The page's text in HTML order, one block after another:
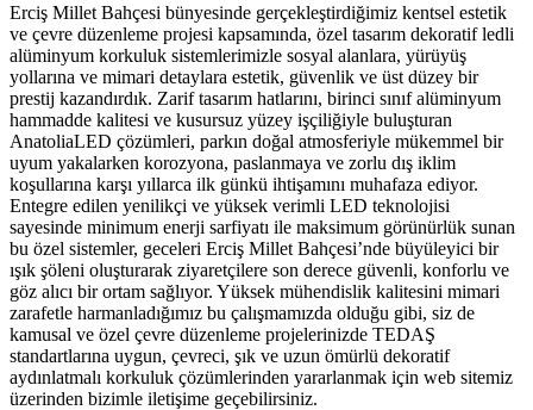
Erciş Millet Bahçesi bünyesinde gerçekleştirdiğimiz kentsel estetik
ve çevre düzenleme projesi kapsamında, özel tasarım dekoratif ledli
alüminyum korkuluk sistemlerimizle sosyal alanlara, yürüyüş
yollarına ve mimari detaylara estetik, güvenlik ve üst düzey bir
prestij kazandırdık. Zarif tasarım hatlarını, birinci sınıf alüminyum
hammadde kalitesi ve kusursuz yüzey işçiliğiyle buluşturan
AnatoliaLED çözümleri, parkın doğal atmosferiyle mükemmel bir
uyum yakalarken korozyona, paslanmaya ve zorlu dış iklim
koşullarına karşı yıllarca ilk günkü ihtişamını muhafaza ediyor.
Entegre edilen yenilikçi ve yüksek verimli LED teknolojisi
sayesinde minimum enerji sarfiyatı ile maksimum görünürlük sunan
bu özel sistemler, geceleri Erciş Millet Bahçesi’nde büyüleyici bir
ışık şöleni oluşturarak ziyaretçilere son derece güvenli, konforlu ve
göz alıcı bir ortam sağlıyor. Yüksek mühendislik kalitesini mimari
zarafetle harmanladığımız bu çalışmamızda olduğu gibi, siz de
kamusal ve özel çevre düzenleme projelerinizde TEDAŞ
standartlarına uygun, çevreci, şık ve uzun ömürlü dekoratif
aydınlatmalı korkuluk çözümlerinden yararlanmak için web sitemiz
üzerinden bizimle iletişime geçebilirsiniz.